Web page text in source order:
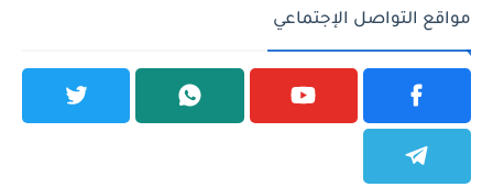
مواقع التواصل الإجتماعي